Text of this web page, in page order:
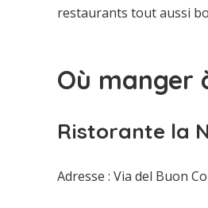
restaurants tout aussi
Où manger
Ristorante la
Adresse : Via del Buon